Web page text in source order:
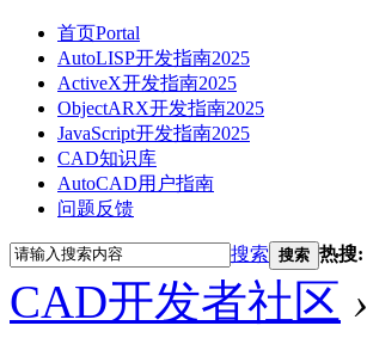
首页Portal
AutoLISP开发指南2025
ActiveX开发指南2025
ObjectARX开发指南2025
JavaScript开发指南2025
CAD知识库
AutoCAD用户指南
问题反馈
搜索 搜索 热搜:
CAD开发者社区 ›